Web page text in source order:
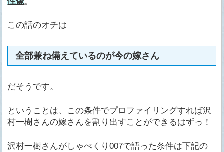
この話のオチは
全部兼ね備えているのが今の嫁さん
だそうです。
ということは、この条件でプロファイリングすれば沢
村一樹さんの嫁さんを割り出すことができるはずっ！
沢村一樹さんがしゃべくり007で語った条件は下記の